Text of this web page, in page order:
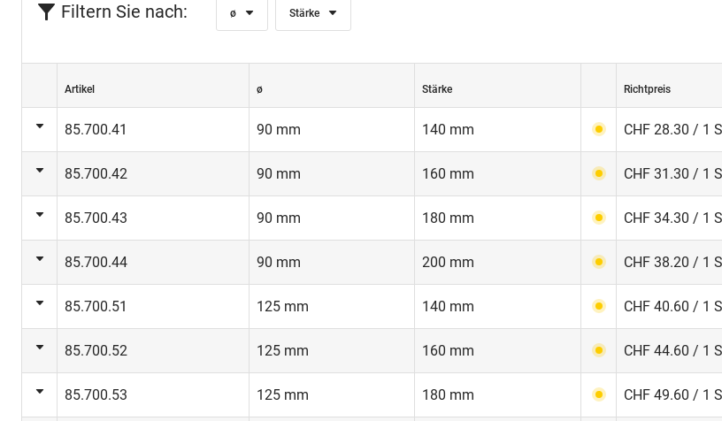
Filtern Sie nach: ø Stärke
Artikel ø Stärke Richtpreis
85.700.41 90 mm 140 mm CHF 28.30 / 1
85.700.42 90 mm 160 mm CHF 31.30 / 1
85.700.43 90 mm 180 mm CHF 34.30 / 1
85.700.44 90 mm 200 mm CHF 38.20 / 1
85.700.51 125 mm 140 mm CHF 40.60 / 1
85.700.52 125 mm 160 mm CHF 44.60 / 1
85.700.53 125 mm 180 mm CHF 49.60 / 1